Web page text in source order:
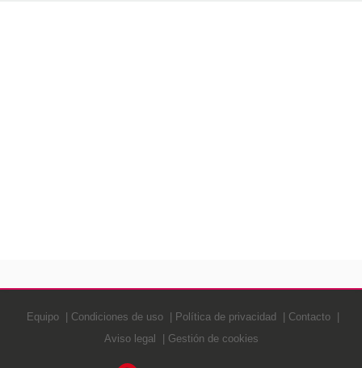
Equipo Condiciones de uso Política de privacidad
Contacto
Aviso legal
Gestión de cookies